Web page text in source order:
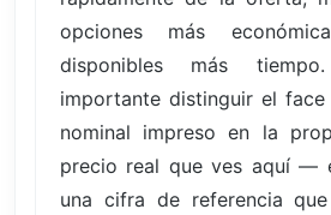
opciones más
disponibles más
importante distinguir el
nominal impreso en la
precio real que ves aquí —
una cifra de referencia